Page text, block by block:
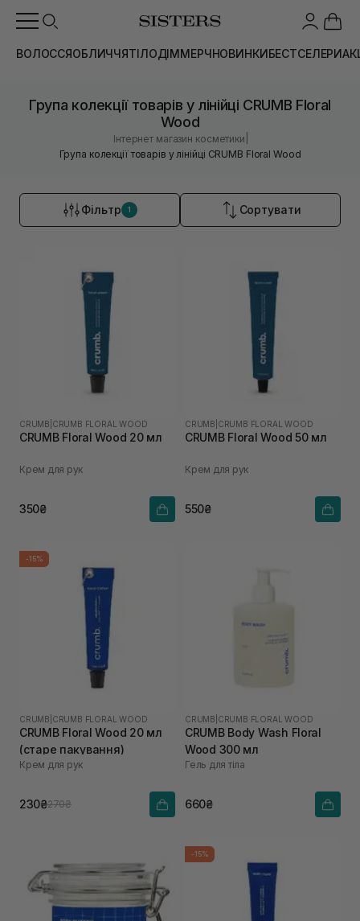
ВОЛОССЯОБЛИЧЧЯТІЛОДІММЕРЧНОВИНКИБЕСТСЕЛЕРИ
Група колекції товарів у лінійці CRUMB Floral
Wood
Інтернет магазин косметики
Група колекції товарів у лінійці CRUMB Floral Wood
Фільтр 1 Сортувати
CRUMB CRUMB FLORAL WOOD
CRUMB Floral Wood 20 мл
Крем для рук
350₴
CRUMB CRUMB FLORAL WOOD
CRUMB Floral Wood 50 мл
Крем для рук
550₴
-15%
CRUMB CRUMB FLORAL WOOD
CRUMB Floral Wood 20 мл
(старе пакування)
Крем для рук
230₴270₴
CRUMB CRUMB FLORAL WOOD
CRUMB Body Wash Floral
Wood 300 мл
Гель для тіла
660₴
-15%